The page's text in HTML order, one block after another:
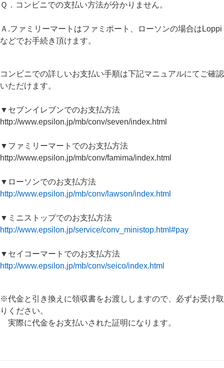
Ｑ．コンビニでの支払い方法が分かりません。
Ａ.ファミリーマートはファミポート、ローソンの場合はLoppi
などでお手続き頂けます。
コンビニでの詳しいお支払い手順は下記マニュアルにてご確認
いただけます。
▼セブンイレブンでのお支払方法
http://www.epsilon.jp/mb/conv/seven/index.html
▼ファミリーマートでのお支払方法
http://www.epsilon.jp/mb/conv/famima/index.html
▼ローソンでのお支払方法
http://www.epsilon.jp/mb/conv/lawson/index.html
▼ミニストップでのお支払方法
http://www.epsilon.jp/service/conv_ministop.html#pay
▼セイコーマートでのお支払方法
http://www.epsilon.jp/mb/conv/seico/index.html
※代金と引き換えに領収書をお渡ししますので、必ずお受け取
りください。
実際に代金をお支払いされた証明になります。